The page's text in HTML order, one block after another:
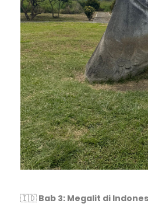
🇮🇩 Bab 3: Megalit di